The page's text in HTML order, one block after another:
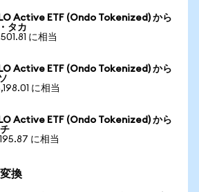
Active ETF (Ondo Tokenized) から
タカ
に相当
Active ETF (Ondo Tokenized) から
に相当
Active ETF (Ondo Tokenized) から
に相当
換